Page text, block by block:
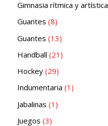
Gimnasia rítmica y artística
Guantes 8
Guantes 13
Handball 21
Hockey 29
Indumentaria 1
Jabalinas 1
Juegos 3